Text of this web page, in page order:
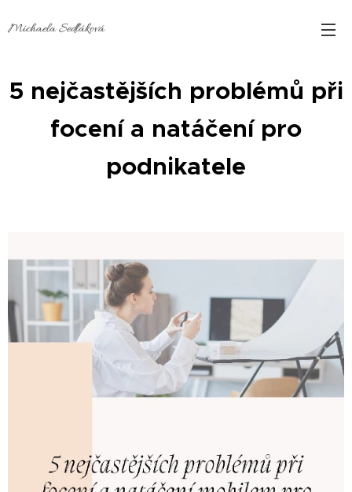
Michaela Sedláková
5 nejčastějších problémů při
focení a natáčení pro
podnikatele